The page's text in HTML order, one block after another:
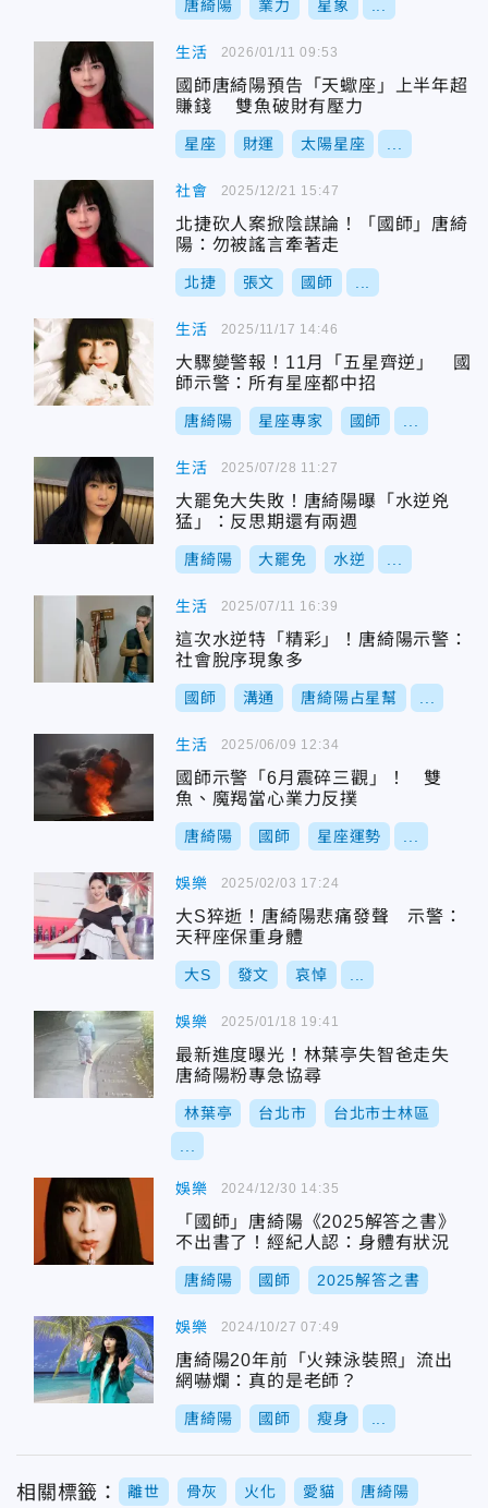
唐綺陽 業力 星象
生活
國師唐綺陽預告「天蠍座」上半年超
賺錢 雙魚破財有壓力
星座 財運 太陽星座
2026/01/11 09:53
社會
北捷砍人案掀陰謀論！「國師」唐綺
陽：勿被謠言牽著走
北捷 張文 國師
2025/12/21 15:47
生活
大驟變警報！11月「五星齊逆」 國
師示警：所有星座都中招
唐綺陽 星座專家 國師
2025/11/17 14:46
生活
大罷免大失敗！唐綺陽曝「水逆兇
猛」：反思期還有兩週
唐綺陽 大罷免 水逆
2025/07/28 11:27
生活
這次水逆特「精彩」！唐綺陽示警：
社會脫序現象多
國師 溝通 唐綺陽占星幫
2025/07/11 16:39
生活
國師示警「6月震碎三觀」！ 雙
魚、魔羯當心業力反撲
唐綺陽 國師 星座運勢
2025/06/09 12:34
娛樂
大S猝逝！唐綺陽悲痛發聲 示警：
天秤座保重身體
大S 發文 哀悼
2025/02/03 17:24
娛樂
最新進度曝光！林葉亭失智爸走失
唐綺陽粉專急協尋
林葉亭 台北市 台北市士林區
2025/01/18 19:41
娛樂
「國師」唐綺陽《2025解答之書》
不出書了！經紀人認：身體有狀況
唐綺陽 國師 2025解答之書
2024/12/30 14:35
娛樂
唐綺陽20年前「火辣泳裝照」流出
網嚇爛：真的是老師？
唐綺陽 國師 瘦身
2024/10/27 07:49
相關標籤： 離世 骨灰 火化 愛貓 唐綺陽